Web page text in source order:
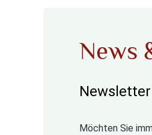
News
Newsletter
Möchten Sie